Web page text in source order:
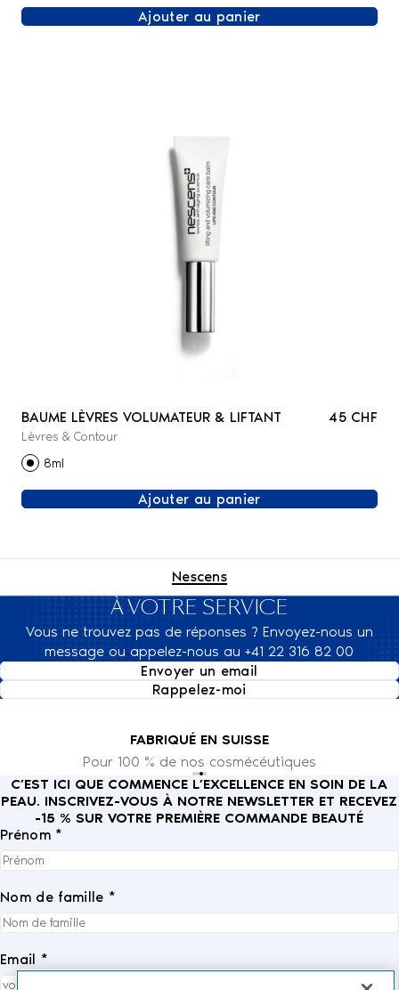
Ajouter au panier
BAUME LÈVRES VOLUMATEUR & LIFTANT
Lèvres & Contour
45 CHF
8ml
Ajouter au panier
Nescens
À VOTRE SERVICE
Vous ne trouvez pas de réponses ? Envoyez-nous un
message ou appelez-nous au +41 22 316 82 00
Envoyer un email
Rappelez-moi
FABRIQUÉ EN SUISSE
Pour 100 % de nos cosmécéutiques
C’EST ICI QUE COMMENCE L’EXCELLENCE EN SOIN DE LA
PEAU. INSCRIVEZ-VOUS À NOTRE NEWSLETTER ET RECEVEZ
-15 % SUR VOTRE PREMIÈRE COMMANDE BEAUTÉ
Prénom *
Nom de famille *
Email *